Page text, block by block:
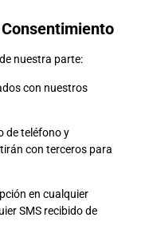
nuestra parte:
con nuestros
de teléfono y
con terceros para
en cualquier
SMS recibido de